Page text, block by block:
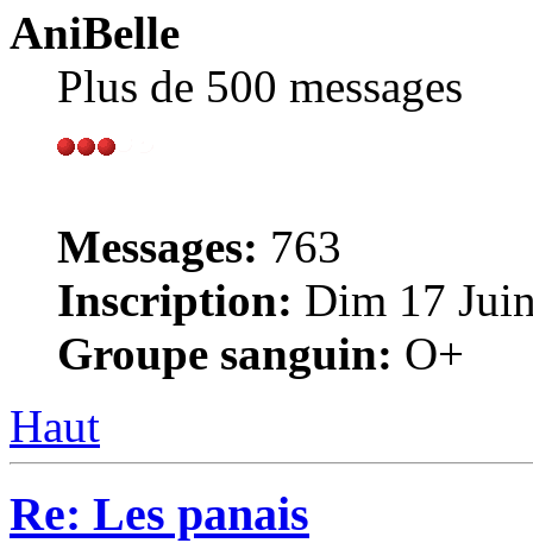
AniBelle
Plus de 500 messages
Messages: 763
Inscription: Dim 17
Groupe sanguin: O+
Haut
Re: Les panais